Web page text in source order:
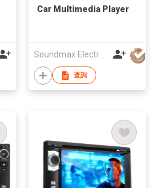
Car Multimedia Player
Soundmax Electronics Ltd
查詢